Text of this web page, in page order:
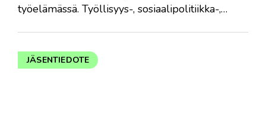
työelämässä. Työllisyys-, sosiaalipolitiikka-,…
JÄSENTIEDOTE